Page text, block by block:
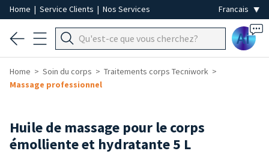
Home | Service Clients | Nos Services
Ai
Home Soin du corps
Traitements corps Tecniwork
Massage professionnel
Huile de massage pour le corps
émolliente et hydratante 5 L